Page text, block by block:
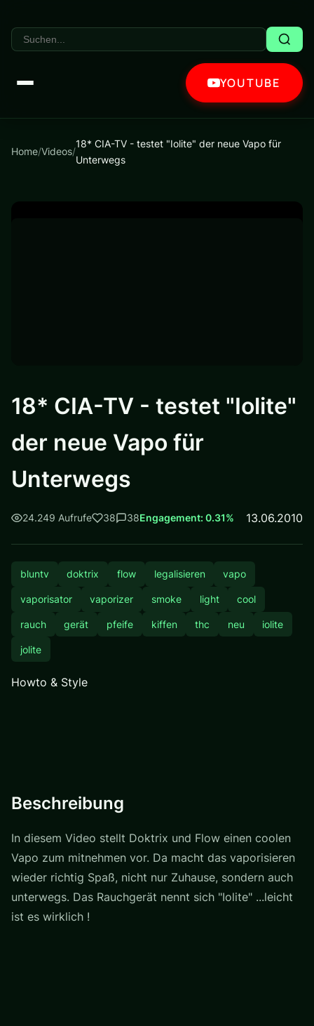
YOUTUBE
Home/Videos/
18* CIA-TV - testet "Iolite" der neue Vapo für
Unterwegs
18* CIA-TV - testet "Iolite"
der neue Vapo für
Unterwegs
24.249 Aufrufe 38 38Engagement: 0.31% 13.06.2010
bluntv doktrix flow legalisieren vapo
vaporisator vaporizer smoke light cool
rauch gerät pfeife kiffen thc neu iolite
jolite
Howto & Style
Beschreibung
In diesem Video stellt Doktrix und Flow einen coolen
Vapo zum mitnehmen vor. Da macht das vaporisieren
wieder richtig Spaß, nicht nur Zuhause, sondern auch
unterwegs. Das Rauchgerät nennt sich "Iolite" ...leicht
ist es wirklich !